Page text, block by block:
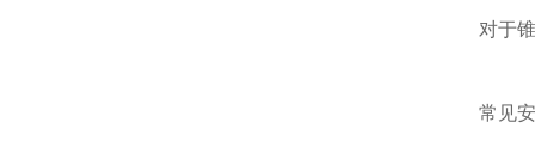
对于
常见